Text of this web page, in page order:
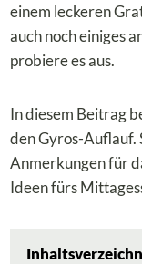
einem leckeren
auch noch einiges
probiere es aus.
In diesem Beitrag
den Gyros-Auflauf.
Anmerkungen für
Ideen fürs